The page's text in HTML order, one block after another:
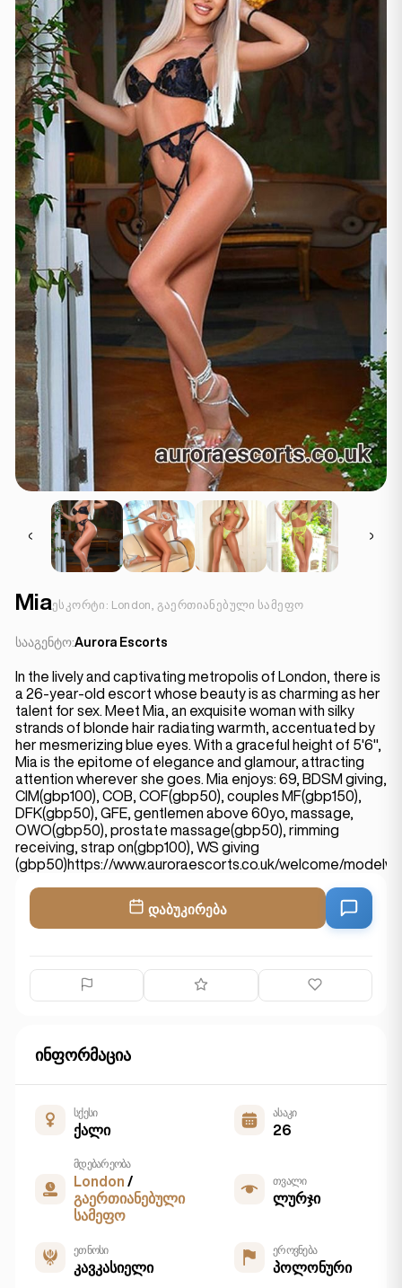
Miaესკორტი: London, გაერთიანებული სამეფო
სააგენტო:Aurora Escorts
In the lively and captivating metropolis of London, there is
a 26-year-old escort whose beauty is as charming as her
talent for sex. Meet Mia, an exquisite woman with silky
strands of blonde hair radiating warmth, accentuated by
her mesmerizing blue eyes. With a graceful height of 5'6",
Mia is the epitome of elegance and glamour, attracting
attention wherever she goes. Mia enjoys: 69, BDSM giving,
CIM(gbp100), COB, COF(gbp50), couples MF(gbp150),
DFK(gbp50), GFE, gentlemen above 60yo, massage,
OWO(gbp50), prostate massage(gbp50), rimming
receiving, strap on(gbp100), WS giving
(gbp50)https://www.auroraescorts.co.uk/welcome/
დაბუკირება
ინფორმაცია
სქესი
ქალი
ასაკი
26
მდებარეობა
London /
გაერთიანებული
სამეფო
თვალი
ლურჯი
ეთნოსი
კავკასიელი
ეროვნება
პოლონური